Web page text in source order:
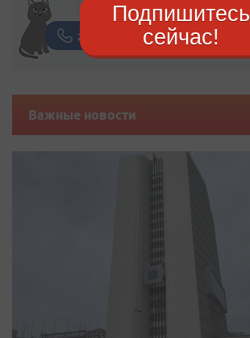
Важные новости
Подпишитесь
сейчас!